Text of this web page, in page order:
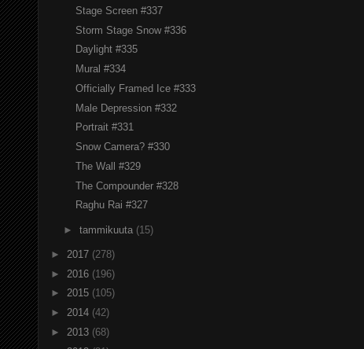
Stage Screen #337
Storm Stage Snow #336
Daylight #335
Mural #334
Officially Framed Ice #333
Male Depression #332
Portrait #331
Snow Camera? #330
The Wall #329
The Compounder #328
Raghu Rai #327
► tammikuuta (15)
► 2017 (278)
► 2016 (196)
► 2015 (105)
► 2014 (42)
► 2013 (68)